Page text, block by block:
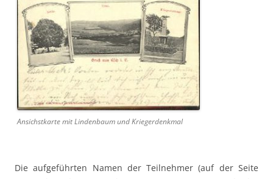
Ansichstkarte mit Lindenbaum und Kriegerdenkmal
Die aufgeführten Namen der Teilnehmer (auf der Seite